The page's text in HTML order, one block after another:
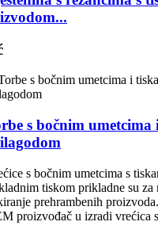
s bočnim umetcima
s bočnim umetcima s
tiskom prikladne su za
prehrambenih
proizvođač u izradi vrećica